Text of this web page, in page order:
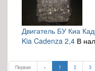
Двигатель БУ Киа
Kia Cadenza 2,4 В
Первая « 1 2 3